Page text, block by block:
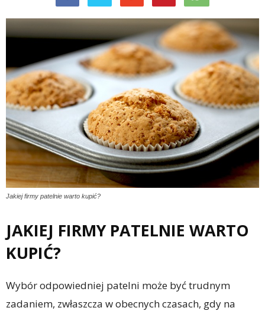
Jakiej firmy patelnie warto kupić?
JAKIEJ FIRMY PATELNIE WARTO
KUPIĆ?
Wybór odpowiedniej patelni może być trudnym
zadaniem, zwłaszcza w obecnych czasach, gdy na